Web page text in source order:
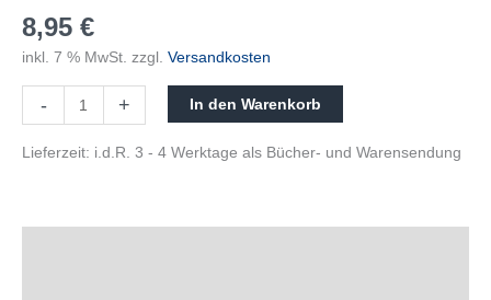
8,95 €
inkl. 7 % MwSt. zzgl. Versandkosten
- + In den Warenkorb
Lieferzeit: i.d.R. 3 - 4 Werktage als Bücher- und Warensendung